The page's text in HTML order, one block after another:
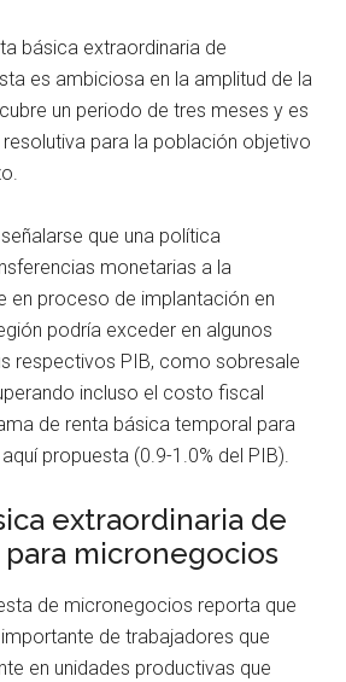
básica extraordinaria de
es ambiciosa en la amplitud de la
un periodo de tres meses y es
para la población objetivo
que una política
monetarias a la
en proceso de implantación en
podría exceder en algunos
respectivos PIB, como sobresale
incluso el costo fiscal
de renta básica temporal para
propuesta (0.9-1.0% del PIB).
extraordinaria de
micronegocios
de micronegocios reporta que
de trabajadores que
en unidades productivas que